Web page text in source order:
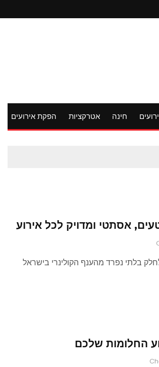
חינה אטרקציות הפקת אירועים
אסתטי ומדויק לכל אירוע
בלתי נפרד מהענף הקולינרי בישראל
החלומות שלכם